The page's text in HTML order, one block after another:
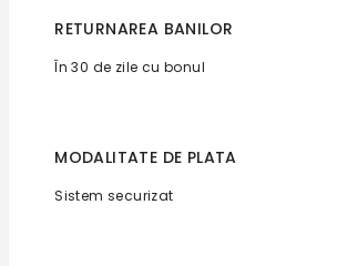
RETURNAREA BANILOR
În 30 de zile cu bonul
MODALITATE DE PLATA
Sistem securizat